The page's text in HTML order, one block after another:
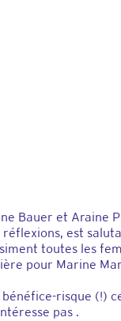
Bauer et Araine
est
toutes les
pour Marine
risque (!)
pas .